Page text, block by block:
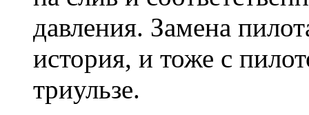
давления. Замена
история, и тоже с
триульзе.